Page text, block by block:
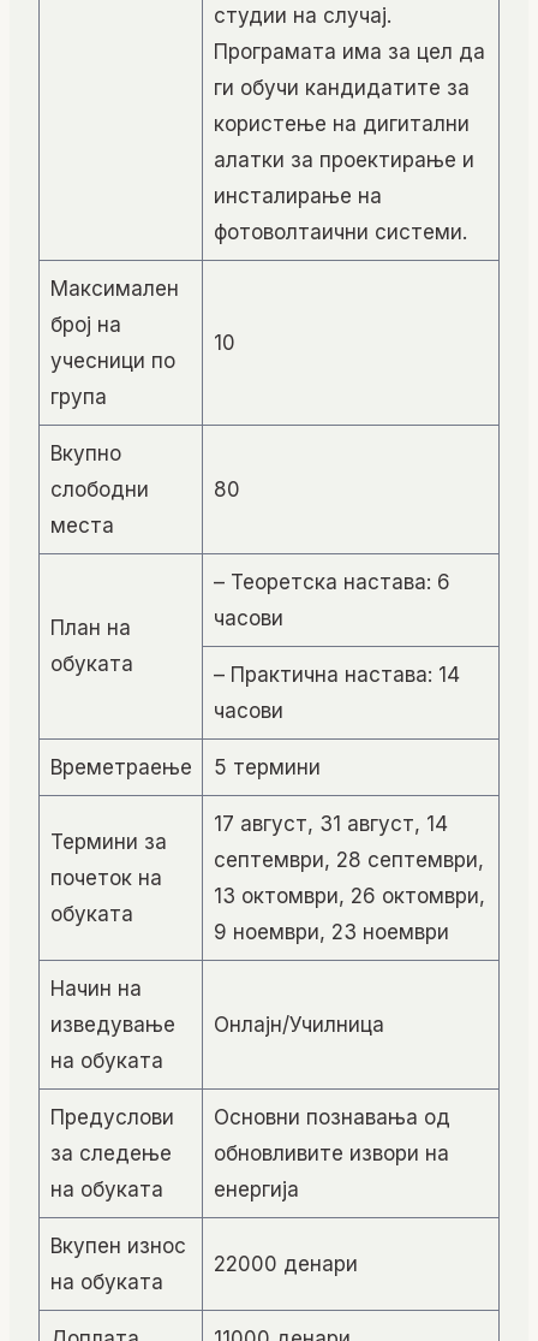
студии на случај.
Програмата има за цел да
ги обучи кандидатите за
користење на дигитални
алатки за проектирање и
инсталирање на
фотоволтаични системи.
Максимален
број на
учесници по
група
10
Вкупно
слободни
места
80
План на
обуката
– Теоретска настава: 6
часови
– Практична настава: 14
часови
Времетраење 5 термини
Термини за
почеток на
обуката
17 август, 31 август, 14
септември, 28 септември,
13 октомври, 26 октомври,
9 ноември, 23 ноември
Начин на
изведување
на обуката
Онлајн/Училница
Предуслови
за следење
на обуката
Основни познавања од
обновливите извори на
енергија
Вкупен износ
на обуката
22000 денари